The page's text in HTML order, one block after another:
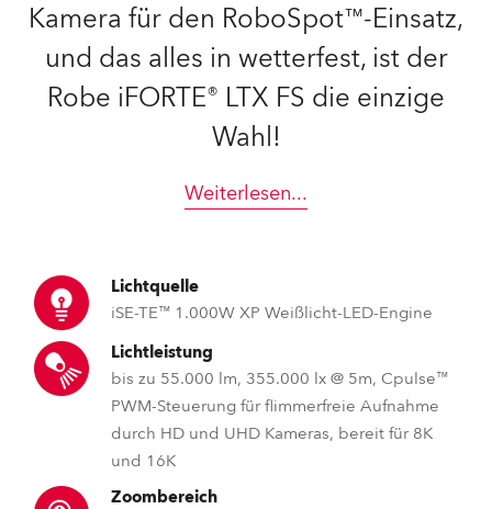
Kamera für den RoboSpot™-Einsatz,
und das alles in wetterfest, ist der
Robe iFORTE® LTX FS die einzige
Wahl!
Weiterlesen...
Lichtquelle
iSE-TE™ 1.000W XP Weißlicht-LED-Engine
Lichtleistung
bis zu 55.000 lm, 355.000 lx @ 5m, Cpulse™
PWM-Steuerung für flimmerfreie Aufnahme
durch HD und UHD Kameras, bereit für 8K
und 16K
Zoombereich